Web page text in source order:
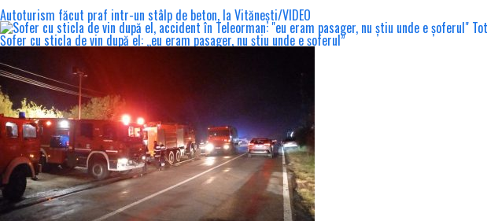
Autoturism făcut praf intr-un stâlp de beton, la Vitănești/VIDEO
Șofer cu sticla de vin după el: „eu eram pasager, nu știu unde e șoferul”